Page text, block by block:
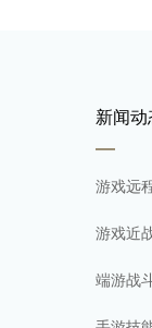
新闻动
游戏远
游戏近
端游战